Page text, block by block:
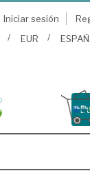
Iniciar sesión
EUR